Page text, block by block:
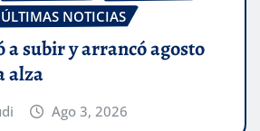
ÚLTIMAS NOTICIAS
subir y arrancó agosto
alza
Ago 3, 2026